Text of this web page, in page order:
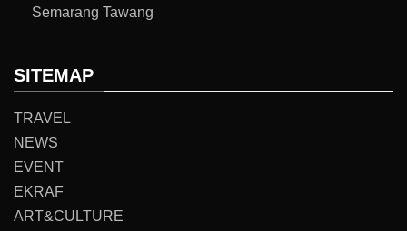
Semarang Tawang
SITEMAP
TRAVEL
NEWS
EVENT
EKRAF
ART&CULTURE